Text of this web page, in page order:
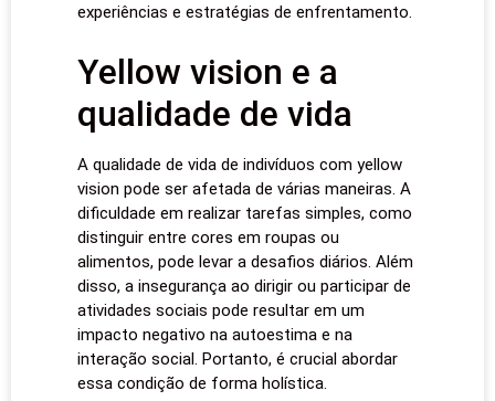
experiências e estratégias de enfrentamento.
Yellow vision e a
qualidade de vida
A qualidade de vida de indivíduos com yellow
vision pode ser afetada de várias maneiras. A
dificuldade em realizar tarefas simples, como
distinguir entre cores em roupas ou
alimentos, pode levar a desafios diários. Além
disso, a insegurança ao dirigir ou participar de
atividades sociais pode resultar em um
impacto negativo na autoestima e na
interação social. Portanto, é crucial abordar
essa condição de forma holística.